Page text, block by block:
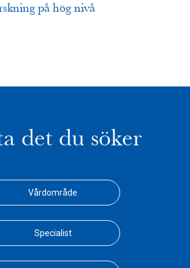
på hög nivå
det du söker
Vårdområde
Specialist